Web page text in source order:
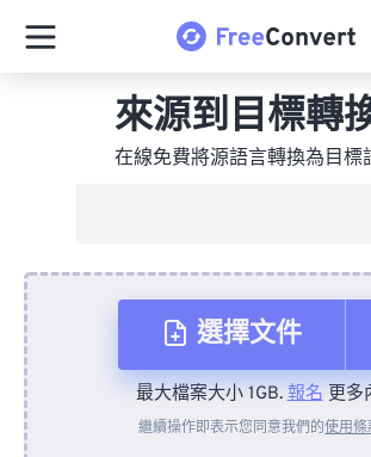
來源到目標轉
在線免費將源語言轉換為目標
選擇文件
來自裝置
最大檔案大小 1GB.報名更多
繼續操作即表示您同意我們的使用條